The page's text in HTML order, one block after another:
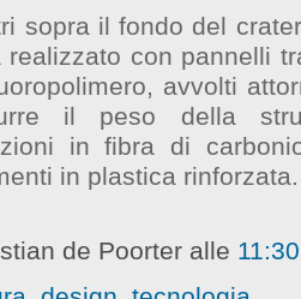
sopra il fondo del
con pannelli
avvolti
il peso della
in fibra di
in plastica rinforzata.
de Poorter alle 11:30